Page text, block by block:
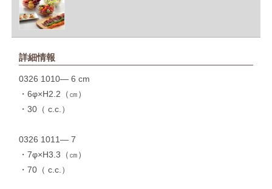
詳細情報
0326 1010— 6 cm
・6φ×H2.2（㎝）
・30（ c.c.）
0326 1011— 7
・7φ×H3.3（㎝）
・70（ c.c.）